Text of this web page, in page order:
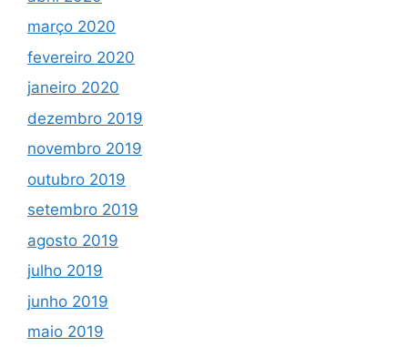
março 2020
fevereiro 2020
janeiro 2020
dezembro 2019
novembro 2019
outubro 2019
setembro 2019
agosto 2019
julho 2019
junho 2019
maio 2019